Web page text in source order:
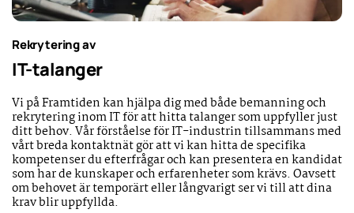
Rekrytering av
IT-talanger
Vi på Framtiden kan hjälpa dig med både bemanning och
rekrytering inom IT för att hitta talanger som uppfyller just
ditt behov. Vår förståelse för IT-industrin tillsammans med
vårt breda kontaktnät gör att vi kan hitta de specifika
kompetenser du efterfrågar och kan presentera en kandidat
som har de kunskaper och erfarenheter som krävs. Oavsett
om behovet är temporärt eller långvarigt ser vi till att dina
krav blir uppfyllda.